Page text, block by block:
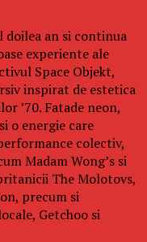
doilea an si continua
experiente ale
Space Objekt,
inspirat de estetica
’70. Fatade neon,
o energie care
colectiv,
Madam Wong’s si
The Molotovs,
precum si
Getchoo si